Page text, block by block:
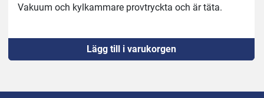
Vakuum och kylkammare provtryckta och är täta.
Lägg till i varukorgen